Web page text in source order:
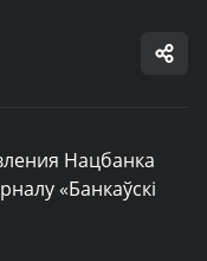
Нацбанка
«Банкаўскі